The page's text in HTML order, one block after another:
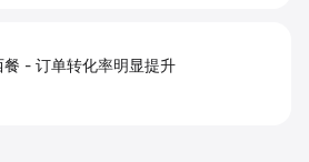
餐 - 订单转化率明显提升